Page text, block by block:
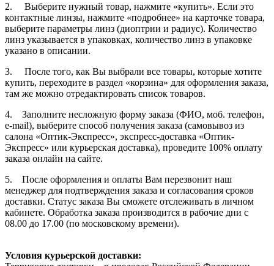
2. Выберите нужный товар, нажмите «купить». Если это
контактные линзы, нажмите «подробнее» на карточке товара,
выберите параметры линз (диоптрии и радиус). Количество
линз указывается в упаковках, количество линз в упаковке
указано в описании.
3. После того, как Вы выбрали все товары, которые хотите
купить, переходите в раздел «корзина» для оформления заказа,
там же можно отредактировать список товаров.
4. Заполните несложную форму заказа (ФИО, моб. телефон,
e-mail), выберите способ получения заказа (самовывоз из
салона «Оптик-Экспресс», экспресс-доставка «Оптик-
Экспресс» или курьерская доставка), проведите 100% оплату
заказа онлайн на сайте.
5. После оформления и оплаты Вам перезвонит наш
менеджер для подтверждения заказа и согласования сроков
доставки. Статус заказа Вы сможете отслеживать в личном
кабинете. Обработка заказа производится в рабочие дни с
08.00 до 17.00 (по московскому времени).
Условия курьерской доставки: